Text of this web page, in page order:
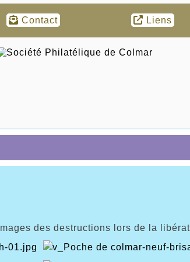
Contact Liens
Images des destructions lors de la